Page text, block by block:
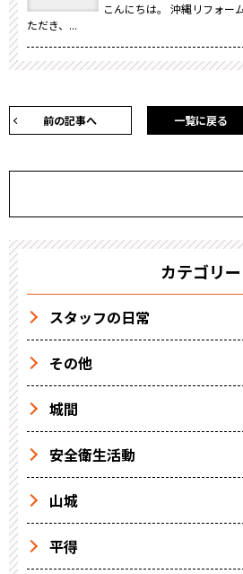
こんにちは。 沖縄リフォー
ただき、...
前の記事へ 一覧に戻る
カテゴリー
スタッフの日常
その他
城間
安全衛生活動
山城
平得